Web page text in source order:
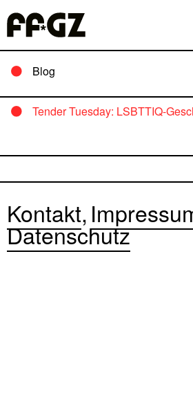
Blog
Tender Tuesday: LSBTTIQ-
Kontakt
Datenschutz